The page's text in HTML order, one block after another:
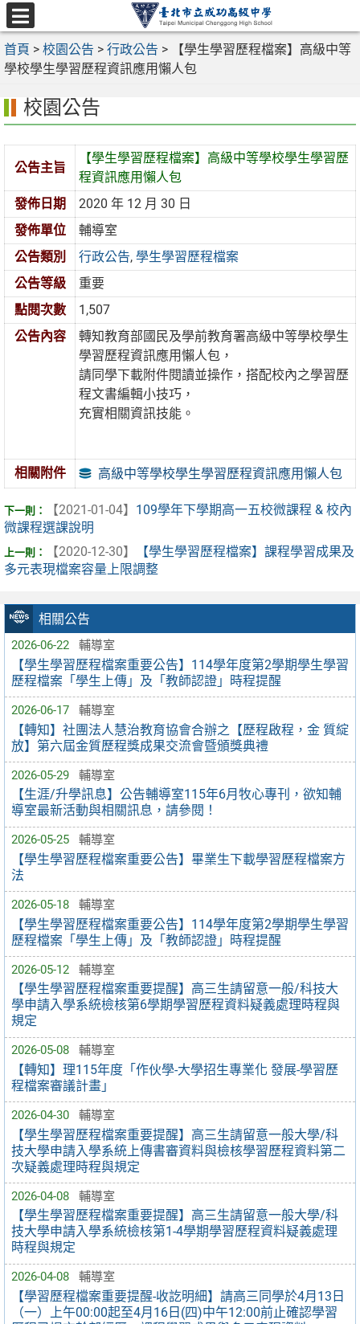
跳
至
主
要
區
選
單
首頁 > 校園公告 > 行政公告 >
【學生學習歷程檔案】高級中等
學校學生學習歷程資訊應用懶人包
相關公告
2026-06-22 輔導室
【學生學習歷程檔案重要公告】114學年度第2學期學生學習
歷程檔案「學生上傳」及「教師認證」時程提醒
2026-06-17 輔導室
【轉知】社團法人慧治教育協會合辦之【歷程啟程，金 質綻
放】第六屆金質歷程獎成果交流會暨頒獎典禮
2026-05-29 輔導室
【生涯/升學訊息】公告輔導室115年6月牧心專刊，欲知輔
導室最新活動與相關訊息，請參閱！
2026-05-25 輔導室
【學生學習歷程檔案重要公告】畢業生下載學習歷程檔案方
法
2026-05-18 輔導室
【學生學習歷程檔案重要公告】114學年度第2學期學生學習
歷程檔案「學生上傳」及「教師認證」時程提醒
2026-05-12 輔導室
【學生學習歷程檔案重要提醒】高三生請留意一般/科技大
學申請入學系統檢核第6學期學習歷程資料疑義處理時程與
規定
2026-05-08 輔導室
【轉知】理115年度「作伙學-大學招生專業化 發展-學習歷
程檔案審議計畫」
2026-04-30 輔導室
【學生學習歷程檔案重要提醒】高三生請留意一般大學/科
技大學申請入學系統上傳書審資料與檢核學習歷程資料第二
次疑義處理時程與規定
2026-04-08 輔導室
【學生學習歷程檔案重要提醒】高三生請留意一般大學/科
技大學申請入學系統檢核第1-4學期學習歷程資料疑義處理
時程與規定
2026-04-08 輔導室
【學習歷程檔案重要提醒-收訖明細】請高三同學於4月13日
（一）上午00:00起至4月16日(四)中午12:00前止確認學習
校園公告
公告主旨
【學生學習歷程檔案】高級中等學校學生學習歷
程資訊應用懶人包
發佈日期
2020 年 12 月 30 日
發佈單位
輔導室
公告類別
行政公告,學生學習歷程檔案
公告等級
重要
點閱次數
1,507
公告內容
轉知教育部國民及學前教育署高級中等學校學生
學習歷程資訊應用懶人包，
請同學下載附件閱讀並操作，搭配校內之學習歷
程文書編輯小技巧，
充實相關資訊技能。
相關附件 高級中等學校學生學習歷程資訊應用懶人包
【2021-01-04】 109學年下學期高一五校微課程 & 校內
微課程選課說明
【2020-12-30】
【學生學習歷程檔案】課程學習成果及
多元表現檔案容量上限調整